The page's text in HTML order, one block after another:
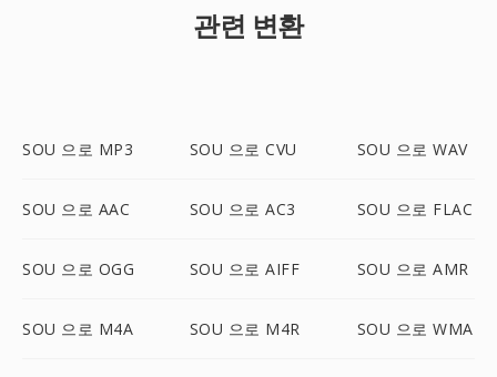
관련 변환
SOU 으로 MP3 SOU 으로 CVU SOU 으로 WAV
SOU 으로 AAC SOU 으로 AC3 SOU 으로 FLAC
SOU 으로 OGG SOU 으로 AIFF SOU 으로 AMR
SOU 으로 M4A SOU 으로 M4R SOU 으로 WMA